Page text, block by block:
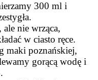
300 ml i
nie wrząca,
w ciasto ręce.
maki poznańskiej,
gorącą wodę i